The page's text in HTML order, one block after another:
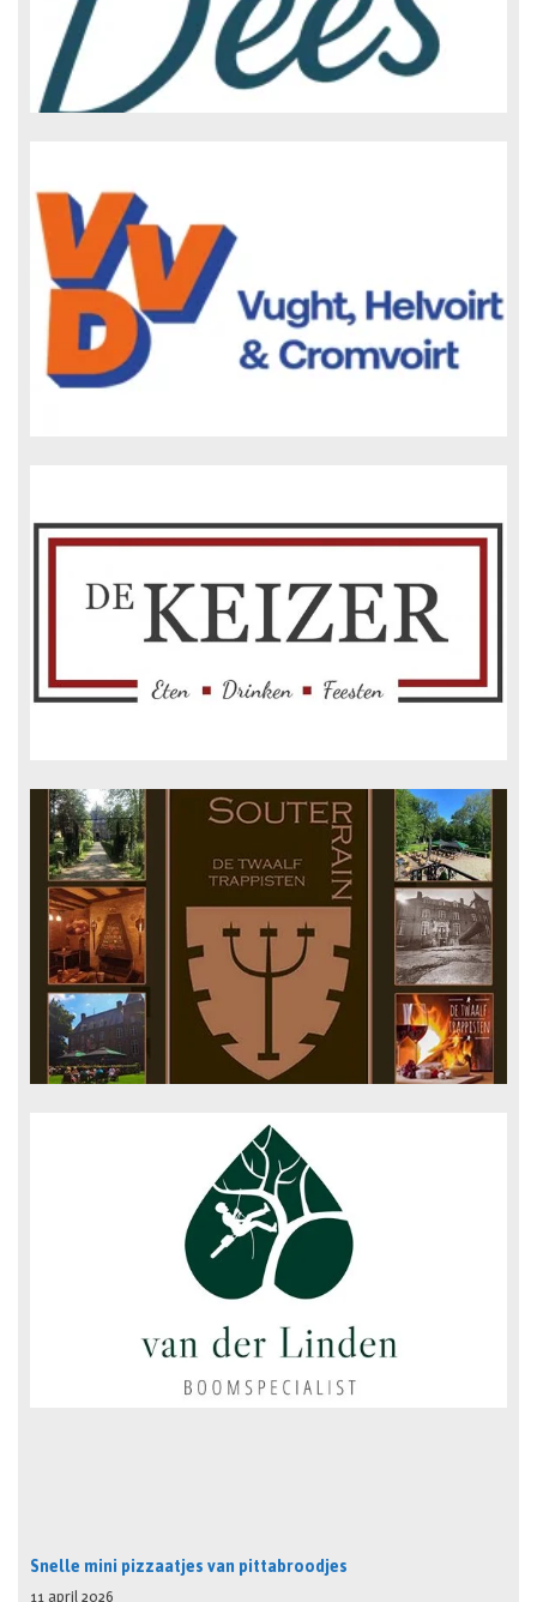
Snelle mini pizzaatjes van pittabroodjes
11 april 2026